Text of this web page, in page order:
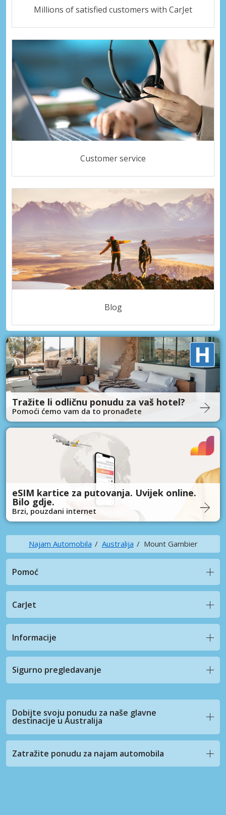
Millions of satisfied customers with CarJet
Customer service
Blog
Tražite li odličnu ponudu za vaš hotel?
Pomoći ćemo vam da to pronađete
eSIM kartice za putovanja. Uvijek online.
Bilo gdje.
Brzi, pouzdani internet
Najam Automobila Australija Mount Gambier
Pomoć
CarJet
Informacije
Sigurno pregledavanje
Dobijte svoju ponudu za naše glavne
destinacije u Australija
Zatražite ponudu za najam automobila